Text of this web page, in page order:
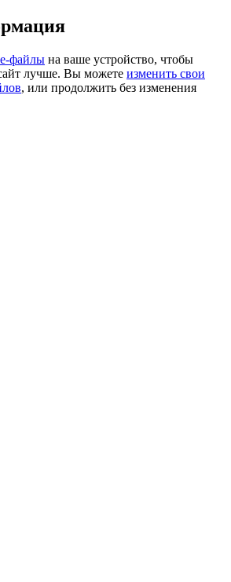
файлы на ваше устройство, чтобы
лучше. Вы можете изменить свои
, или продолжить без изменения